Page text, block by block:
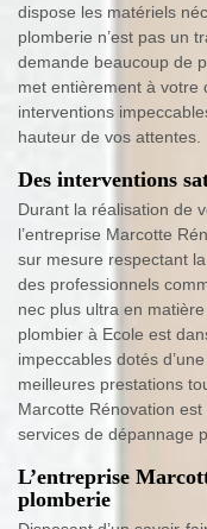
dispose les matériels
plomberie n’est pas un
demande beaucoup de
met entièrement à votre
interventions
hauteur de vos attentes.
Des interventions
Durant la réalisation de
l’entreprise Marcotte
sur mesure respectant
des professionnels
nec plus ultra en
plombier à Ecole est
impeccables dotés
meilleures prestations
Marcotte Rénovation
services de dépannage
L’entreprise
plomberie